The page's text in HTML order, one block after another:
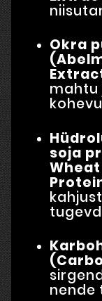
Okra
mahtu
soja
nende